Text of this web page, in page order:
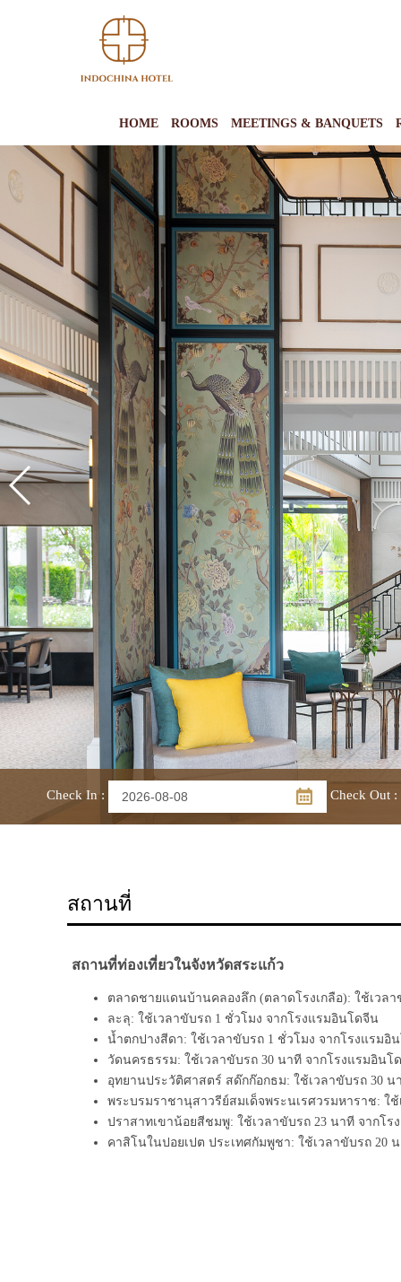
HOME ROOMS MEETINGS & BANQUETS
Check In: Check Out:
สถานที่
สถานที่ท่องเที่ยวในจังหวัดสระแก้ว
ตลาดชายแดนบ้านคลองลึก (ตลาดโรงเกลือ): ใช้เวล
ละลุ: ใช้เวลาขับรถ 1 ชั่วโมง จากโรงแรมอินโดจีน
น้ำตกปางสีดา: ใช้เวลาขับรถ 1 ชั่วโมง จากโรงแรมอิ
วัดนครธรรม: ใช้เวลาขับรถ 30 นาที จากโรงแรมอิน
อุทยานประวัติศาสตร์ สด๊กก๊อกธม: ใช้เวลาขับรถ 30
พระบรมราชานุสาวรีย์สมเด็จพระนเรศวรมหาราช: ใ
ปราสาทเขาน้อยสีชมพู: ใช้เวลาขับรถ 23 นาที จากโร
คาสิโนในปอยเปต ประเทศกัมพูชา: ใช้เวลาขับรถ 20